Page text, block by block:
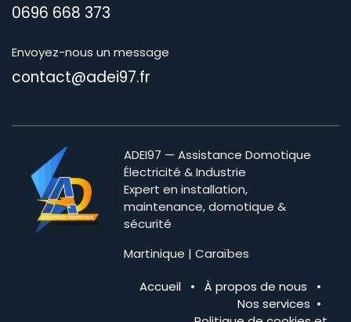
0696 668 373
Envoyez-nous un message
contact@adei97.fr
ADEI97 — Assistance Domotique
Électricité & Industrie
Expert en installation,
maintenance, domotique &
sécurité
Martinique | Caraïbes
Accueil
• À propos de nous
•
Nos services •